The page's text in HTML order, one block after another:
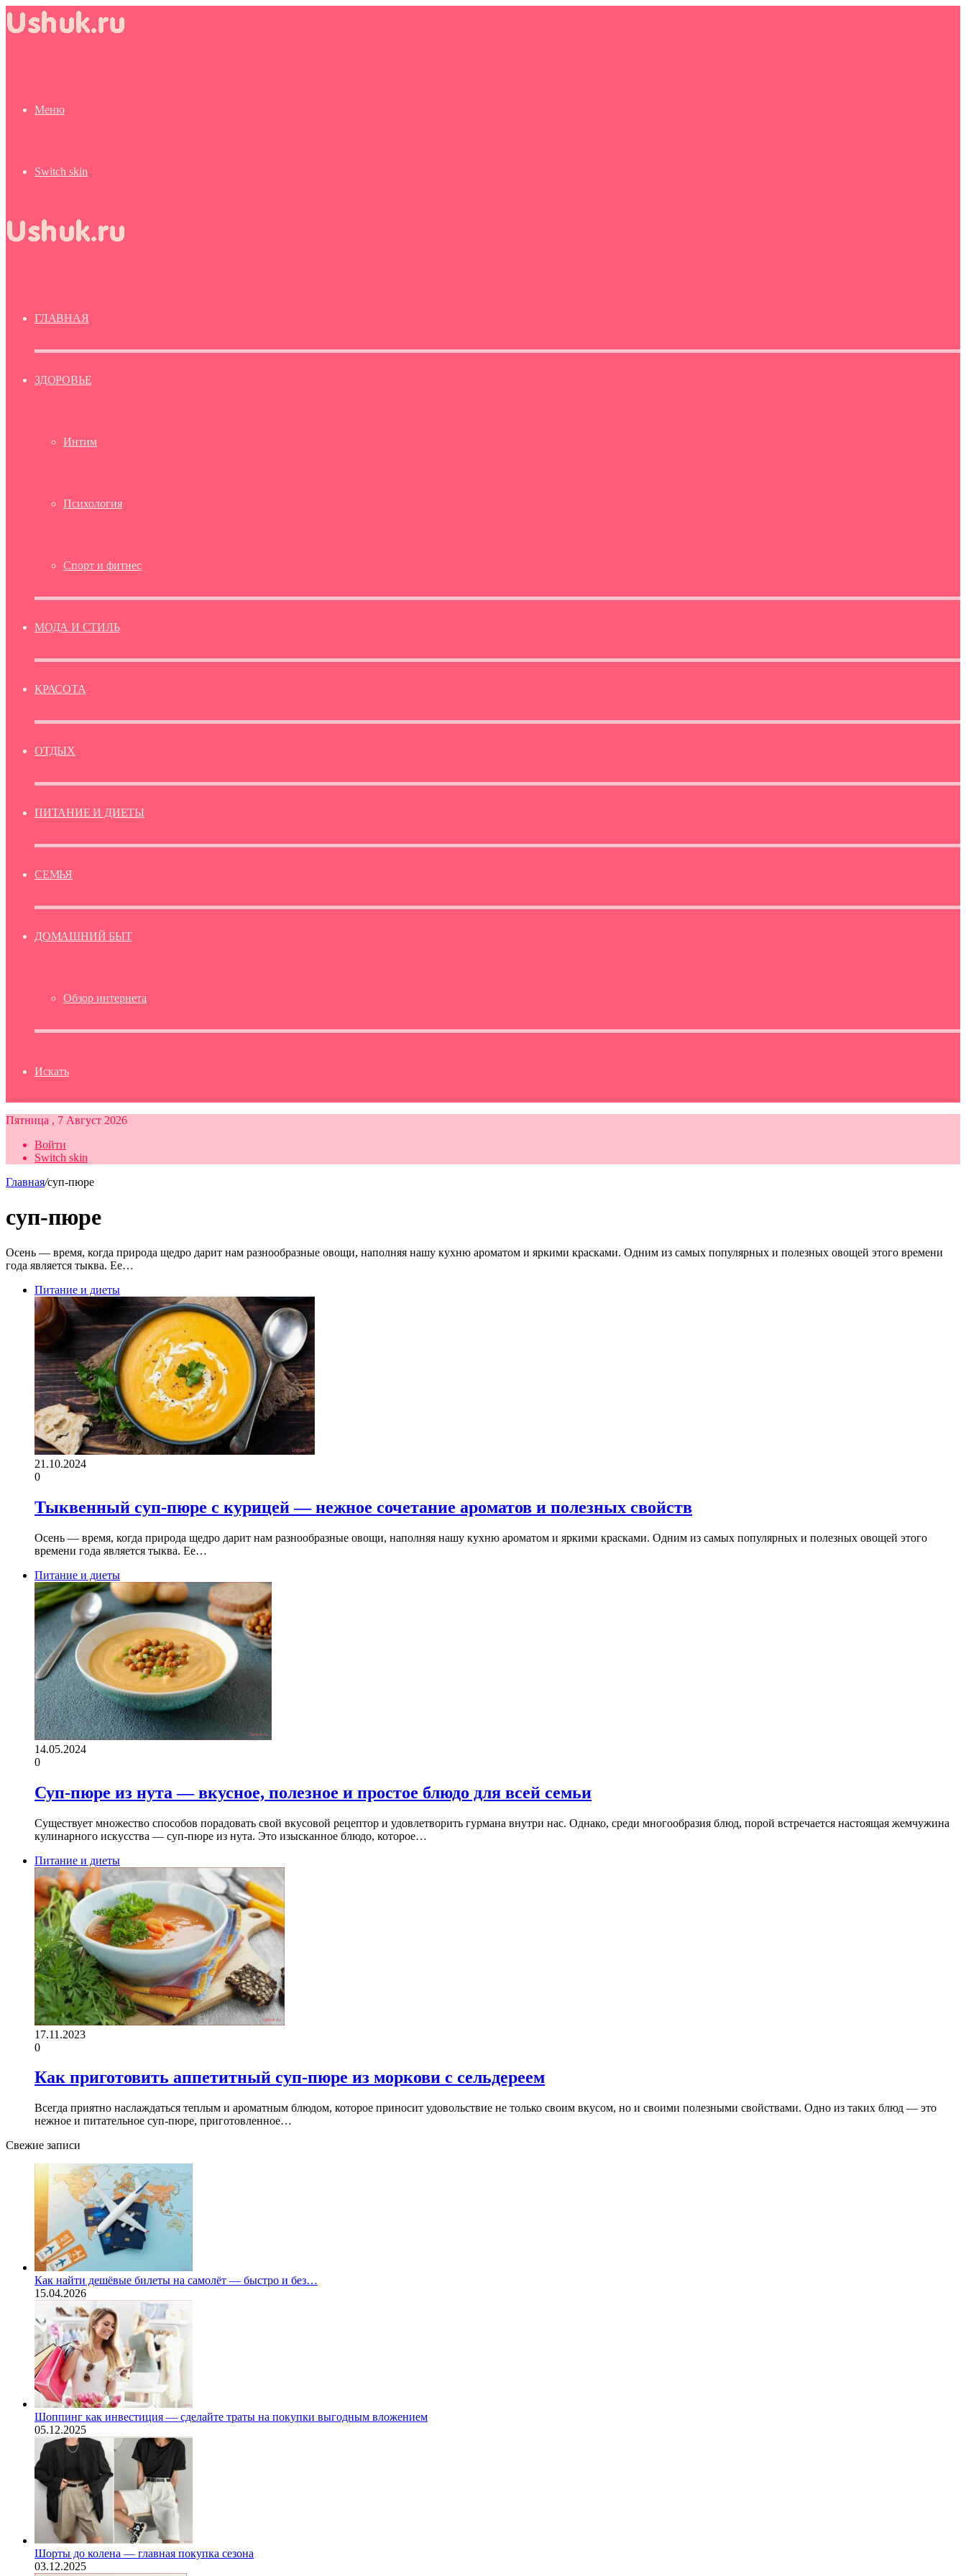
Меню
Switch skin
ГЛАВНАЯ
ЗДОРОВЬЕ
Интим
Психология
Спорт и фитнес
МОДА И СТИЛЬ
КРАСОТА
ОТДЫХ
ПИТАНИЕ И ДИЕТЫ
СЕМЬЯ
ДОМАШНИЙ БЫТ
Обзор интернета
Искать
Пятница , 7 Август 2026
Войти
Switch skin
Главная/суп-пюре
суп-пюре
Осень — время, когда природа щедро дарит нам разнообразные овощи, наполняя нашу кухню ароматом и яркими красками. Одним из самых популярных и полезных овощей этого времени
года является тыква. Ее…
Питание и диеты
21.10.2024
0
Тыквенный суп-пюре с курицей — нежное сочетание ароматов и полезных свойств
Осень — время, когда природа щедро дарит нам разнообразные овощи, наполняя нашу кухню ароматом и яркими красками. Одним из самых популярных и полезных овощей этого
времени года является тыква. Ее…
Питание и диеты
14.05.2024
0
Суп-пюре из нута — вкусное, полезное и простое блюдо для всей семьи
Существует множество способов порадовать свой вкусовой рецептор и удовлетворить гурмана внутри нас. Однако, среди многообразия блюд, порой встречается настоящая жемчужина
кулинарного искусства — суп-пюре из нута. Это изысканное блюдо, которое…
Питание и диеты
17.11.2023
0
Как приготовить аппетитный суп-пюре из моркови с сельдереем
Всегда приятно наслаждаться теплым и ароматным блюдом, которое приносит удовольствие не только своим вкусом, но и своими полезными свойствами. Одно из таких блюд — это
нежное и питательное суп-пюре, приготовленное…
Свежие записи
Как найти дешёвые билеты на самолёт — быстро и без…
15.04.2026
Шоппинг как инвестиция — сделайте траты на покупки выгодным вложением
05.12.2025
Шорты до колена — главная покупка сезона
03.12.2025